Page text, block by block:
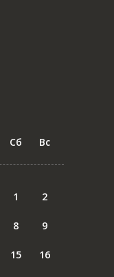
Сб Вс
1 2
8 9
15 16